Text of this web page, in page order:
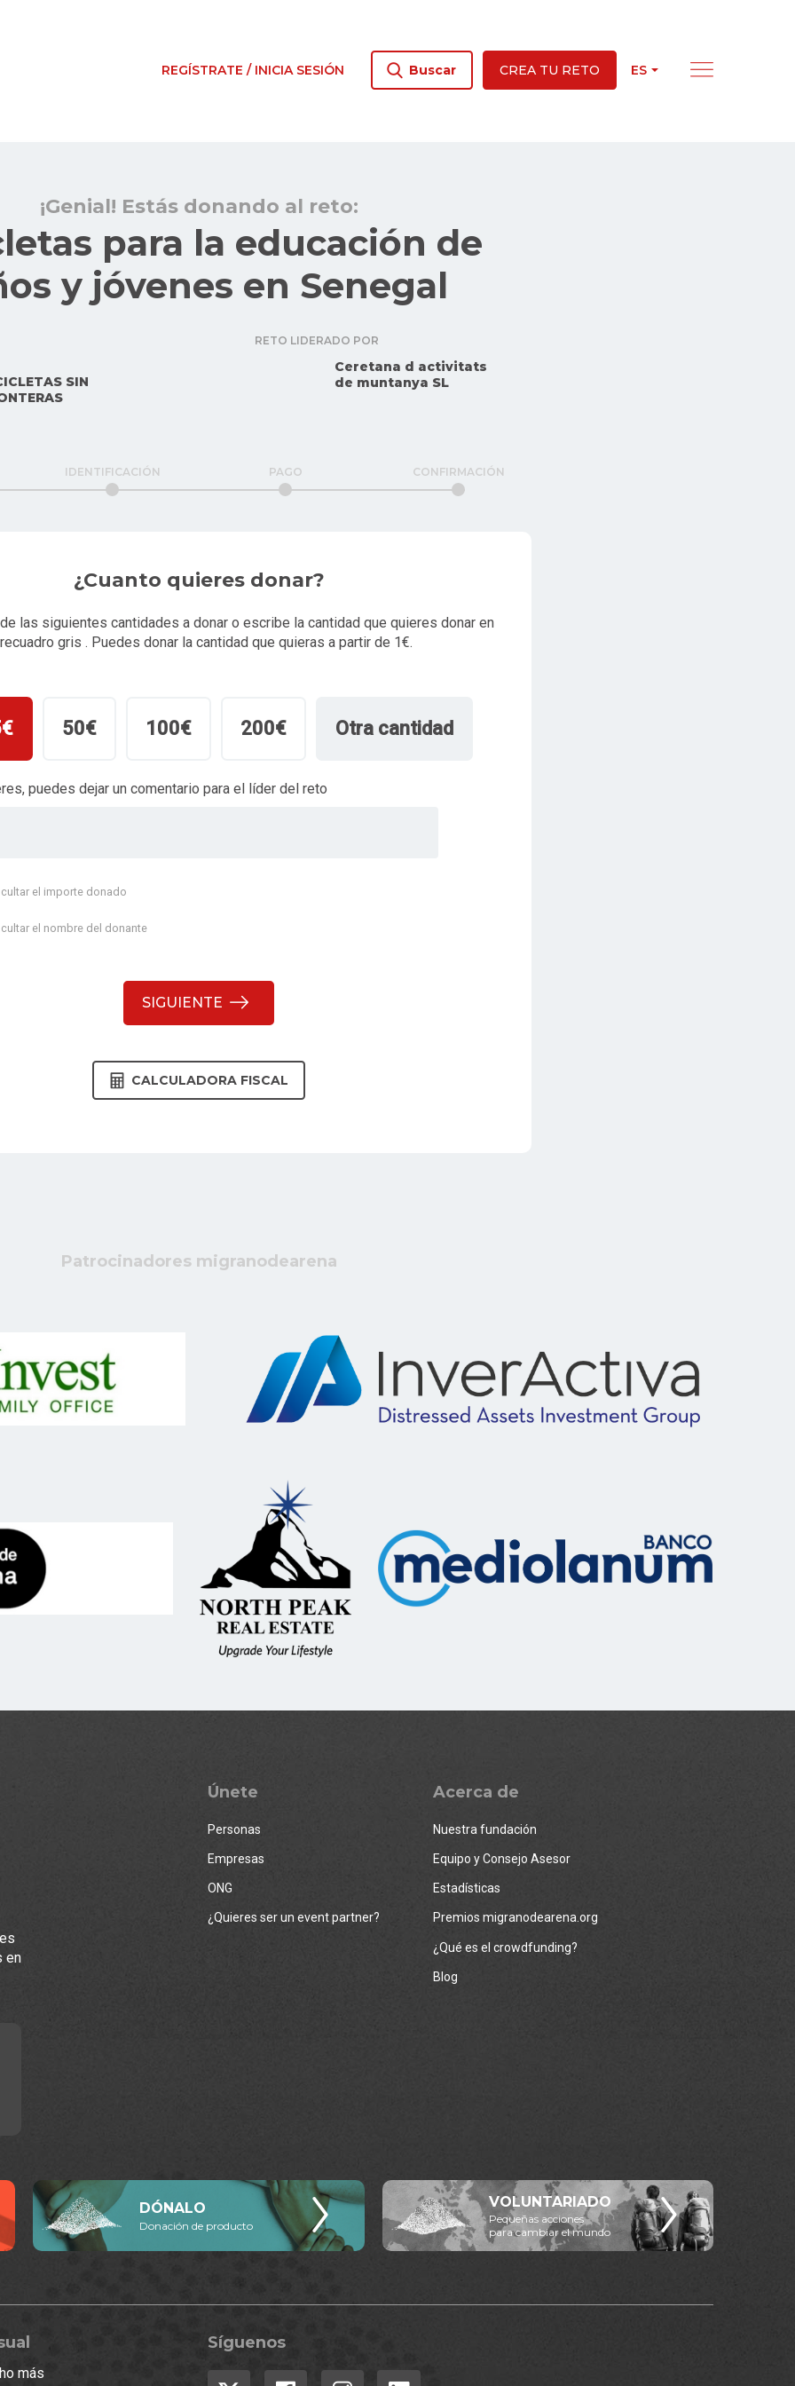
REGÍSTRATE / INICIA SESIÓN Buscar CREA TU RETO ES
¡Genial! Estás donando al reto:
para la educación de
y jóvenes en Senegal
SIN
RETO LIDERADO POR
Ceretana d activitats
de muntanya SL
IDENTIFICACIÓN PAGO CONFIRMACIÓN
¿Cuanto quieres donar?
las siguientes cantidades a donar o escribe la cantidad que quieres donar en
gris . Puedes donar la cantidad que quieras a partir de 1€.
50€ 100€ 200€ Otra cantidad
puedes dejar un comentario para el líder del reto
el importe donado
el nombre del donante
SIGUIENTE
CALCULADORA FISCAL
Patrocinadores migranodearena
en
Únete
Personas
Empresas
ONG
¿Quieres ser un event partner?
Acerca de
Nuestra fundación
Equipo y Consejo Asesor
Estadísticas
Premios migranodearena.org
¿Qué es el crowdfunding?
Blog
DÓNALO
Donación de producto
VOLUNTARIADO
Pequeñas acciones
para cambiar el mundo
más
Síguenos